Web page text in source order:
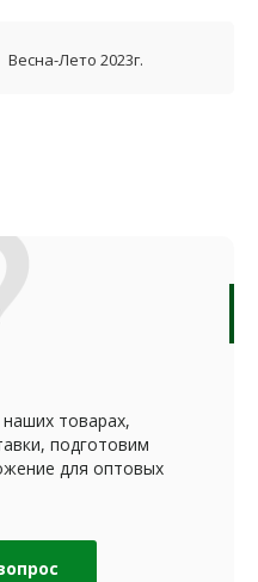
Весна-Лето 2023г.
товарах,
подготовим
для оптовых